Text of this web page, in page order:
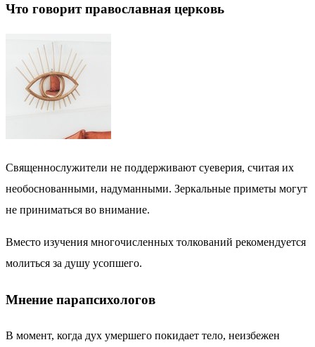
Что говорит православная церковь
Священнослужители не поддерживают суеверия, считая их
необоснованными, надуманными. Зеркальные приметы могут
не приниматься во внимание.
Вместо изучения многочисленных толкований рекомендуется
молиться за душу усопшего.
Мнение парапсихологов
В момент, когда дух умершего покидает тело, неизбежен